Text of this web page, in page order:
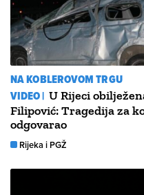
NA KOBLEROVOM TRGU
VIDEO | U Rijeci
Filipović: Tragedija za
odgovarao
Rijeka i PGŽ